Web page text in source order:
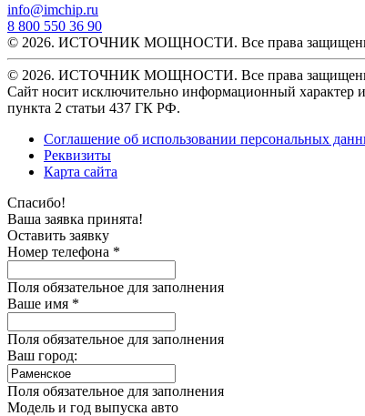
info@imchip.ru
8 800 550 36 90
© 2026. ИСТОЧНИК МОЩНОСТИ. Все права
© 2026. ИСТОЧНИК МОЩНОСТИ. Все права
Сайт носит исключительно информационный характер
пункта 2 статьи 437 ГК РФ.
Соглашение об использовании персональных
Реквизиты
Карта сайта
Спасибо!
Ваша заявка принята!
Оставить заявку
Номер телефона *
Поля обязательное для заполнения
Ваше имя *
Поля обязательное для заполнения
Ваш город:
Поля обязательное для заполнения
Модель и год выпуска авто